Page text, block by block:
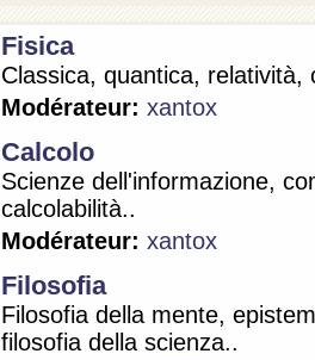
Fisica
Classica, quantica, relatività,
Modérateur: xantox
Calcolo
Scienze dell'informazione,
calcolabilità..
Modérateur: xantox
Filosofia
Filosofia della mente,
filosofia della scienza..